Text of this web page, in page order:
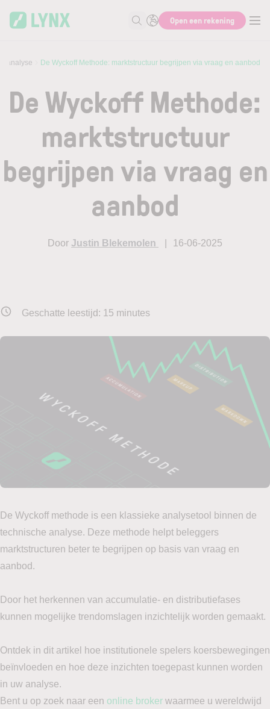
Zoek naar informatie
Open een rekening
De Wyckoff Methode: marktstructuur begrijpen via vraag en aanbod
De Wyckoff Methode:
marktstructuur
begrijpen via vraag en
aanbod
Door Justin Blekemolen 16-06-2025
Geschatte leestijd: 15 minutes
De Wyckoff methode is een klassieke analysetool binnen de
technische analyse. Deze methode helpt beleggers
marktstructuren beter te begrijpen op basis van vraag en
aanbod.
Door het herkennen van accumulatie- en distributiefases
kunnen mogelijke trendomslagen inzichtelijk worden gemaakt.
Ontdek in dit artikel hoe institutionele spelers koersbewegingen
beïnvloeden en hoe deze inzichten toegepast kunnen worden
in uw analyse.
Bent u op zoek naar een online broker waarmee u wereldwijd